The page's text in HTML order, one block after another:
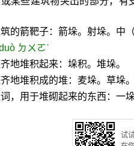
的箭靶子：箭垛。射垛。中（
ㄉㄨㄛˋ
地堆积起来：垛积。堆垛。
地堆积成的堆：麦垛。草垛。
，用于堆砌起来的东西：一垛
试